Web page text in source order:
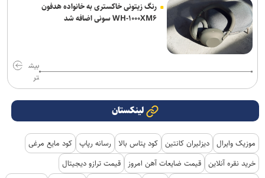
رنگ زیتونی خاکستری به خانواده هدفون
WH-۱۰۰۰XM۶ سونی اضافه شد
بیش
تر
لینکستان
موزیک وایرال دیزلیران کانتین کود پتاس بالا رسانه رپاپ کود مایع مرغی
خرید نقره آنلاین قیمت ضایعات آهن امروز
قیمت ترازو دیجیتال